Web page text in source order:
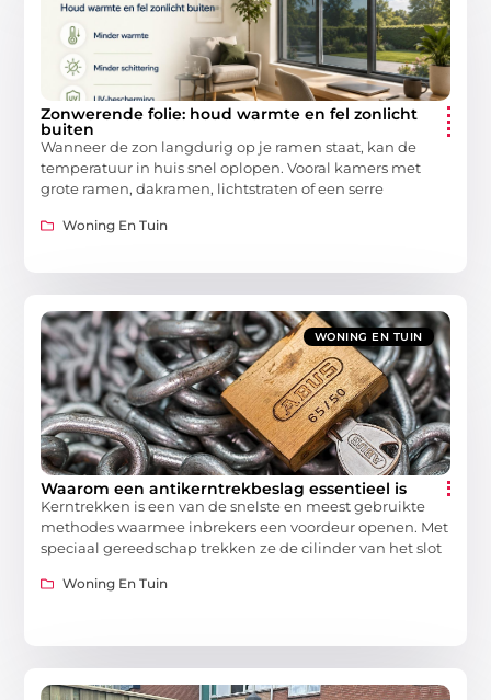
Zonwerende folie: houd warmte en fel zonlicht
buiten
Wanneer de zon langdurig op je ramen staat, kan de
temperatuur in huis snel oplopen. Vooral kamers met
grote ramen, dakramen, lichtstraten of een serre
Woning En Tuin
WONING EN TUIN
Waarom een antikerntrekbeslag essentieel is
Kerntrekken is een van de snelste en meest gebruikte
methodes waarmee inbrekers een voordeur openen. Met
speciaal gereedschap trekken ze de cilinder van het slot
Woning En Tuin